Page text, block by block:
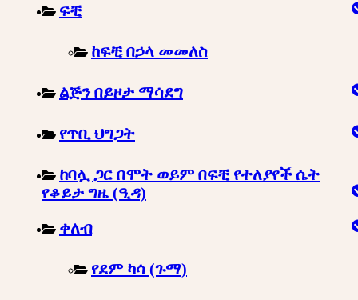
ፍቺ
ከፍቺ በኃላ መመለስ
ልጅን በይዞታ ማሳደግ
የጥቢ ህግጋት
ከባሏ ጋር በሞት ወይም በፍቺ የተለያየች ሴት
የቆይታ ግዜ (ዒዳ)
ቀለብ
የደም ካሳ (ጉማ)